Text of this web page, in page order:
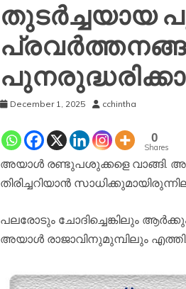
തുടര്‍ച്ചയായ
December 1, 2025 cchintha
0
Shares
അയാള്‍ രണ്ടുപശുക്കളെ വാങ്ങി.
തിരിച്ചറിയാന്‍
പലരോടും ചോദിച്ചെങ്കിലും
അയാള്‍ രാജാവിനുമുമ്പിലും എത്തി.